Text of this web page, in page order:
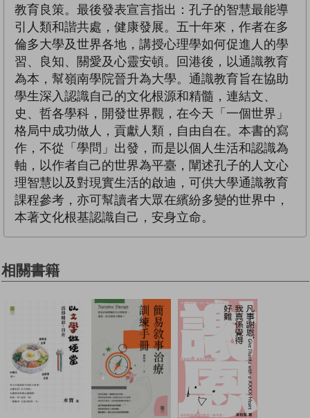
教育良策。最後發表宣言指出：孔子的智慧最能導
引人類和諧共處，健康發展。五十年來，作者在多
倫多大學及世界各地，講授心理學如何促進人的學
習、良知、關愛及心靈安頓。回港後，以通識教育
為本，幫嶺南學院晉升為大學。通識教育旨在協助
學生深入認識自己的文化根源和精髓，連結文、
史、哲各學科，開發世界觀，在今天「一個世界」
格局中成功做人，貢獻人類，自由自在。本書的寫
作，不從「學問」出發，而是以個人生活和認識為
軸，以作者自己的世界為平臺，闡述孔子的人文心
理智慧以及對現實生活的啟迪，可供大學通識教育
課程參考，亦可幫讀者大眾在繽紛多變的世界中，
本著文化根基認識自己，安身立命。
相關書籍